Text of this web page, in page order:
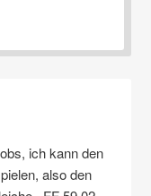
ich kann den
also den